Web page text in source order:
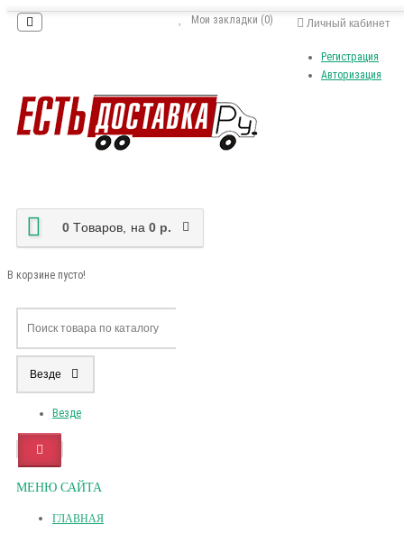
Личный кабинет
Регистрация
Авторизация
Мои закладки (0)
0 Tоваров, на 0 р.
В корзине пусто!
Везде
Везде
МЕНЮ САЙТА
ГЛАВНАЯ